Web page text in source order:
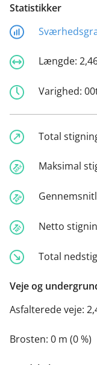
Statistikker
Længde:
Varighed:
Total
Maksimal
Netto
Total
Veje og
Asfalterede veje:
Brosten: 0 m (0 %)